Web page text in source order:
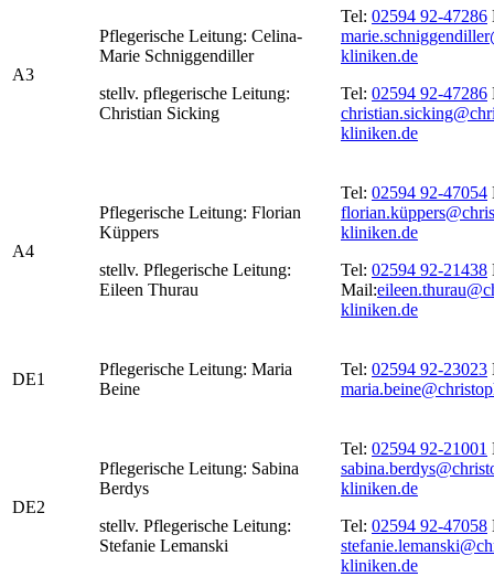
A3
Pflegerische Leitung: Celina-
Marie Schniggendiller
stellv. pflegerische Leitung:
Christian Sicking
Tel: 02594 92-47286
kliniken.de
Tel: 02594 92-47286
kliniken.de
A4
Pflegerische Leitung: Florian
Küppers
stellv. Pflegerische Leitung:
Eileen Thurau
Tel: 02594 92-47054
kliniken.de
Tel: 02594 92-21438
Mail:
kliniken.de
DE1
Pflegerische Leitung: Maria
Beine
Tel: 02594 92-23023
DE2
Pflegerische Leitung: Sabina
Berdys
stellv. Pflegerische Leitung:
Stefanie Lemanski
Tel: 02594 92-21001
kliniken.de
Tel: 02594 92-47058
kliniken.de